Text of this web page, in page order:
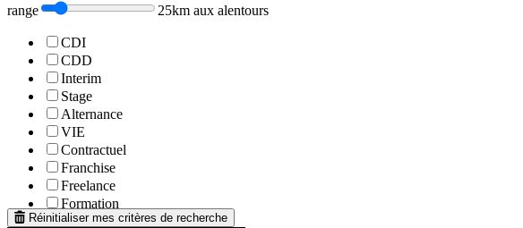
range 25km aux alentours
CDI
CDD
Interim
Stage
Alternance
VIE
Contractuel
Franchise
Freelance
Formation
Réinitialiser mes critères de recherche